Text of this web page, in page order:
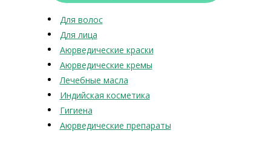
Для волос
Для лица
Аюрведические краски
Аюрведические кремы
Лечебные масла
Индийская косметика
Гигиена
Аюрведические препараты